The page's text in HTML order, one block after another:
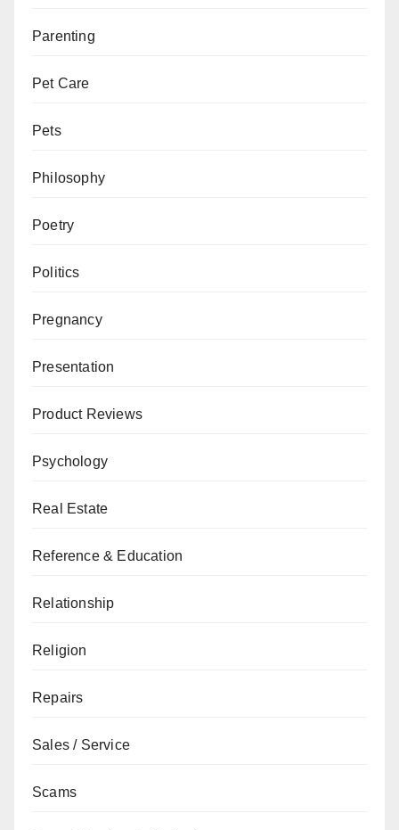
Parenting
Pet Care
Pets
Philosophy
Poetry
Politics
Pregnancy
Presentation
Product Reviews
Psychology
Real Estate
Reference & Education
Relationship
Religion
Repairs
Sales / Service
Scams